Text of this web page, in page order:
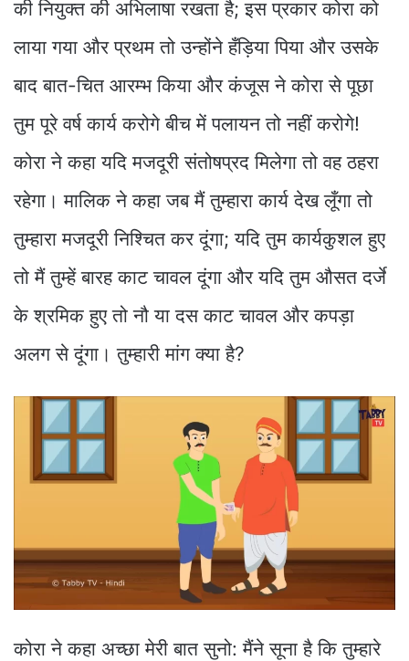
की नियुक्त की अभिलाषा रखता है; इस प्रकार कोरा को
लाया गया और प्रथम तो उन्होंने हँड़िया पिया और उसके
बाद बात-चित आरम्भ किया और कंजूस ने कोरा से पूछा
तुम पूरे वर्ष कार्य करोगे बीच में पलायन तो नहीं करोगे!
कोरा ने कहा यदि मजदूरी संतोषप्रद मिलेगा तो वह ठहरा
रहेगा। मालिक ने कहा जब मैं तुम्हारा कार्य देख लूँगा तो
तुम्हारा मजदूरी निश्चित कर दूंगा; यदि तुम कार्यकुशल हुए
तो मैं तुम्हें बारह काट चावल दूंगा और यदि तुम औसत दर्जे
के श्रमिक हुए तो नौ या दस काट चावल और कपड़ा
अलग से दूंगा। तुम्हारी मांग क्या है?
कोरा ने कहा अच्छा मेरी बात सुनो: मैंने सूना है कि तुम्हारे